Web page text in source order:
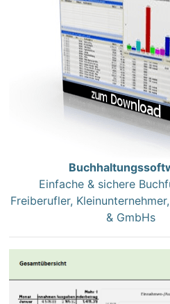
Einfache & sichere
Freiberufler,
& GmbHs